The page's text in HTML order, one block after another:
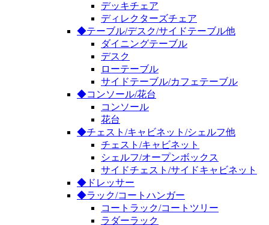
デッキチェア
ディレクターズチェア
◆テーブル/デスク/サイドテーブル他
ダイニングテーブル
デスク
ローテーブル
サイドテーブル/カフェテーブル
◆コンソール/花台
コンソール
花台
◆チェスト/キャビネット/シェルフ他
チェスト/キャビネット
シェルフ/オープンボックス
サイドチェスト/サイドキャビネット
◆ドレッサー
◆ラック/コートハンガー
コートラック/コートツリー
ラダーラック